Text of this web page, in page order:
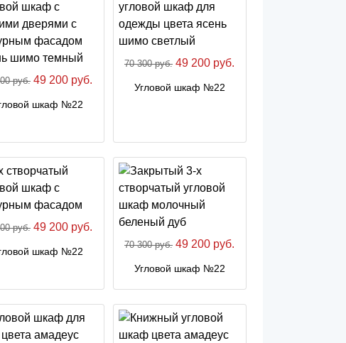
руб. 49 200 руб.
шкаф №22
70 300 руб. 49 200 руб.
Угловой шкаф №22
руб. 49 200 руб.
шкаф №22
70 300 руб. 49 200 руб.
Угловой шкаф №22